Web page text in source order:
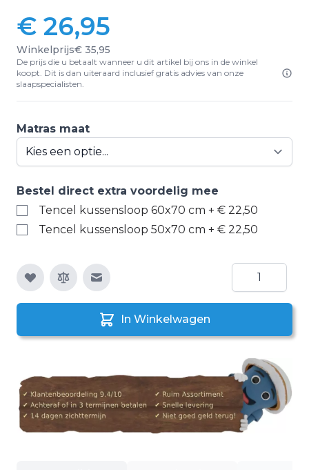
Vanaf:
€ 26,95
Winkelprijs€ 35,95
De prijs die u betaalt wanneer u dit artikel bij ons in de winkel
koopt. Dit is dan uiteraard inclusief gratis advies van onze
slaapspecialisten.
Matras maat
Bestel direct extra voordelig mee
Tencel kussensloop 60x70 cm + € 22,50
Tencel kussensloop 50x70 cm + € 22,50
E-mail naar een vriend
Aantal
In Winkelwagen